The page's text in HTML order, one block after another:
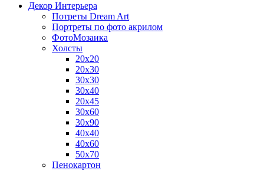
Декор Интерьера
Потреты Dream Art
Портреты по фото акрилом
ФотоМозаика
Холсты
20х20
20х30
30х30
30х40
20х45
30х60
30х90
40х40
40х60
50х70
Пенокартон